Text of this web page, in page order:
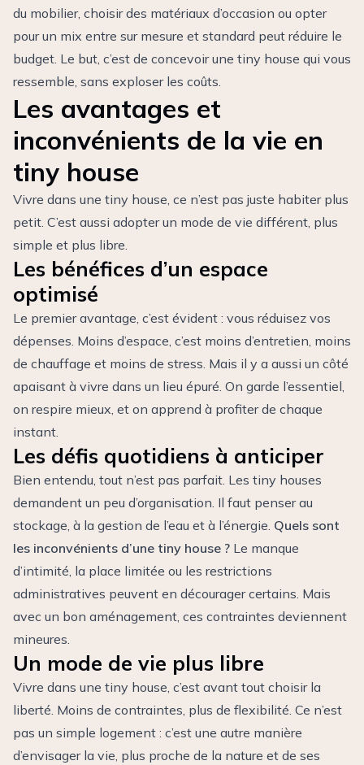
du mobilier, choisir des matériaux d’occasion ou opter
pour un mix entre sur mesure et standard peut réduire le
budget. Le but, c’est de concevoir une tiny house qui vous
ressemble, sans exploser les coûts.
Les avantages et
inconvénients de la vie en
tiny house
Vivre dans une tiny house, ce n’est pas juste habiter plus
petit. C’est aussi adopter un mode de vie différent, plus
simple et plus libre.
Les bénéfices d’un espace
optimisé
Le premier avantage, c’est évident : vous réduisez vos
dépenses. Moins d’espace, c’est moins d’entretien, moins
de chauffage et moins de stress. Mais il y a aussi un côté
apaisant à vivre dans un lieu épuré. On garde l’essentiel,
on respire mieux, et on apprend à profiter de chaque
instant.
Les défis quotidiens à anticiper
Bien entendu, tout n’est pas parfait. Les tiny houses
demandent un peu d’organisation. Il faut penser au
stockage, à la gestion de l’eau et à l’énergie. Quels sont
les inconvénients d’une tiny house ? Le manque
d’intimité, la place limitée ou les restrictions
administratives peuvent en décourager certains. Mais
avec un bon aménagement, ces contraintes deviennent
mineures.
Un mode de vie plus libre
Vivre dans une tiny house, c’est avant tout choisir la
liberté. Moins de contraintes, plus de flexibilité. Ce n’est
pas un simple logement : c’est une autre manière
d’envisager la vie, plus proche de la nature et de ses